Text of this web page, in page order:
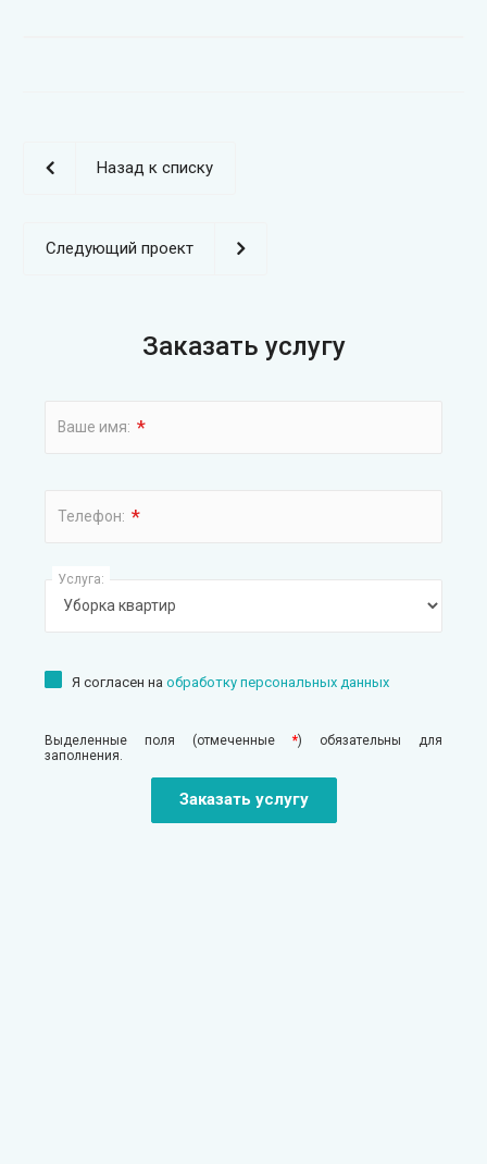
Назад к списку
Следующий проект
Заказать услугу
Ваше имя: *
Телефон: *
Услуга:
Я согласен на обработку персональных данных
Выделенные поля (отмеченные *) обязательны для
заполнения.